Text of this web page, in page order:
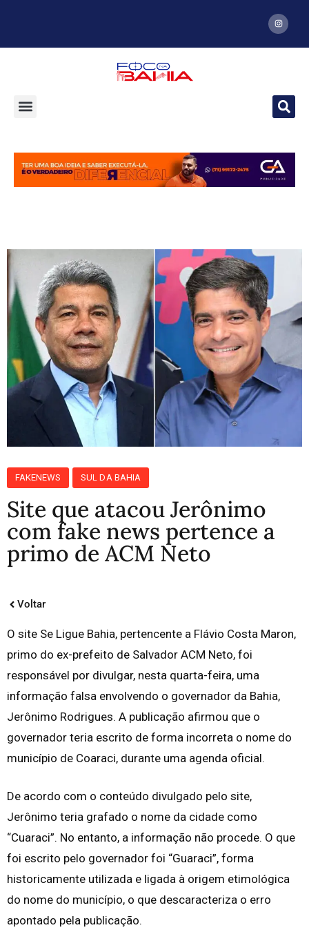
FAKENEWS SUL DA BAHIA
Site que atacou Jerônimo
com fake news pertence a
primo de ACM Neto
Voltar
O site Se Ligue Bahia, pertencente a Flávio Costa Maron,
primo do ex-prefeito de Salvador ACM Neto, foi
responsável por divulgar, nesta quarta-feira, uma
informação falsa envolvendo o governador da Bahia,
Jerônimo Rodrigues. A publicação afirmou que o
governador teria escrito de forma incorreta o nome do
município de Coaraci, durante uma agenda oficial.
De acordo com o conteúdo divulgado pelo site,
Jerônimo teria grafado o nome da cidade como
“Cuaraci”. No entanto, a informação não procede. O que
foi escrito pelo governador foi “Guaraci”, forma
historicamente utilizada e ligada à origem etimológica
do nome do município, o que descaracteriza o erro
apontado pela publicação.